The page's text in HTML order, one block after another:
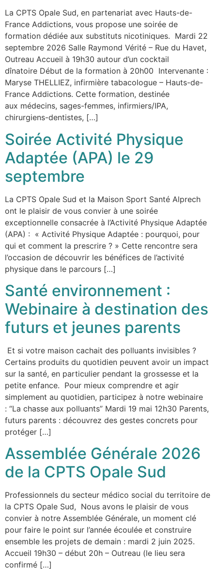
La CPTS Opale Sud, en partenariat avec Hauts-de-
France Addictions, vous propose une soirée de
formation dédiée aux substituts nicotiniques. Mardi 22
septembre 2026 Salle Raymond Vérité – Rue du Havet,
Outreau Accueil à 19h30 autour d’un cocktail
dînatoire Début de la formation à 20h00 Intervenante :
Maryse THELLIEZ, infirmière tabacologue – Hauts-de-
France Addictions. Cette formation, destinée
aux médecins, sages-femmes, infirmiers/IPA,
chirurgiens-dentistes, […]
Soirée Activité Physique
Adaptée (APA) le 29
septembre
La CPTS Opale Sud et la Maison Sport Santé Alprech
ont le plaisir de vous convier à une soirée
exceptionnelle consacrée à l’Activité Physique Adaptée
(APA) : « Activité Physique Adaptée : pourquoi, pour
qui et comment la prescrire ? » Cette rencontre sera
l’occasion de découvrir les bénéfices de l’activité
physique dans le parcours […]
Santé environnement :
Webinaire à destination des
futurs et jeunes parents
Et si votre maison cachait des polluants invisibles ?
Certains produits du quotidien peuvent avoir un impact
sur la santé, en particulier pendant la grossesse et la
petite enfance. Pour mieux comprendre et agir
simplement au quotidien, participez à notre webinaire
: “La chasse aux polluants” Mardi 19 mai 12h30 Parents,
futurs parents : découvrez des gestes concrets pour
protéger […]
Assemblée Générale 2026
de la CPTS Opale Sud
Professionnels du secteur médico social du territoire de
la CPTS Opale Sud, Nous avons le plaisir de vous
convier à notre Assemblée Générale, un moment clé
pour faire le point sur l’année écoulée et construire
ensemble les projets de demain : mardi 2 juin 2025.
Accueil 19h30 – début 20h – Outreau (le lieu sera
confirmé […]